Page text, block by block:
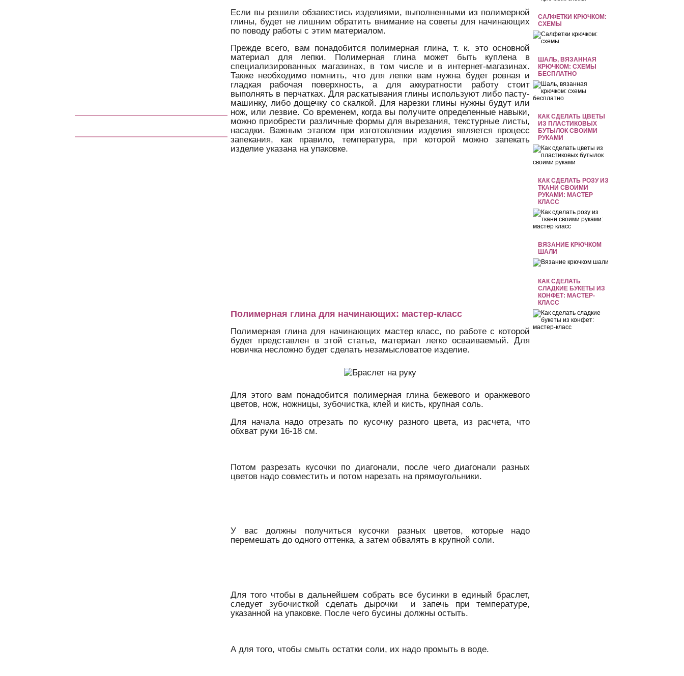
САЛФЕТКИ КРЮЧКОМ:
СХЕМЫ
ШАЛЬ, ВЯЗАННАЯ
КРЮЧКОМ: СХЕМЫ
БЕСПЛАТНО
КАК СДЕЛАТЬ ЦВЕТЫ
ИЗ ПЛАСТИКОВЫХ
БУТЫЛОК СВОИМИ
РУКАМИ
КАК СДЕЛАТЬ РОЗУ ИЗ
ТКАНИ СВОИМИ
РУКАМИ: МАСТЕР
КЛАСС
ВЯЗАНИЕ КРЮЧКОМ
ШАЛИ
КАК СДЕЛАТЬ
СЛАДКИЕ БУКЕТЫ ИЗ
КОНФЕТ: МАСТЕР-
КЛАСС
Если вы решили обзавестись изделиями, выполненными из полимерной
глины, будет не лишним обратить внимание на советы для начинающих
по поводу работы с этим материалом.
Прежде всего, вам понадобится полимерная глина, т. к. это основной
материал для лепки. Полимерная глина может быть куплена в
специализированных магазинах, в том числе и в интернет-магазинах.
Также необходимо помнить, что для лепки вам нужна будет ровная и
гладкая рабочая поверхность, а для аккуратности работу стоит
выполнять в перчатках. Для раскатывания глины используют либо пасту-
машинку, либо дощечку со скалкой. Для нарезки глины нужны будут или
нож, или лезвие. Со временем, когда вы получите определенные навыки,
можно приобрести различные формы для вырезания, текстурные листы,
насадки. Важным этапом при изготовлении изделия является процесс
запекания, как правило, температура, при которой можно запекать
изделие указана на упаковке.
Полимерная глина для начинающих: мастер-класс
Полимерная глина для начинающих мастер класс, по работе с которой
будет представлен в этой статье, материал легко осваиваемый. Для
новичка несложно будет сделать незамысловатое изделие.
Для этого вам понадобится полимерная глина бежевого и оранжевого
цветов, нож, ножницы, зубочистка, клей и кисть, крупная соль.
Для начала надо отрезать по кусочку разного цвета, из расчета, что
обхват руки 16-18 см.
Потом разрезать кусочки по диагонали, после чего диагонали разных
цветов надо совместить и потом нарезать на прямоугольники.
У вас должны получиться кусочки разных цветов, которые надо
перемешать до одного оттенка, а затем обвалять в крупной соли.
Для того чтобы в дальнейшем собрать все бусинки в единый браслет,
следует зубочисткой сделать дырочки и запечь при температуре,
указанной на упаковке. После чего бусины должны остыть.
А для того, чтобы смыть остатки соли, их надо промыть в воде.